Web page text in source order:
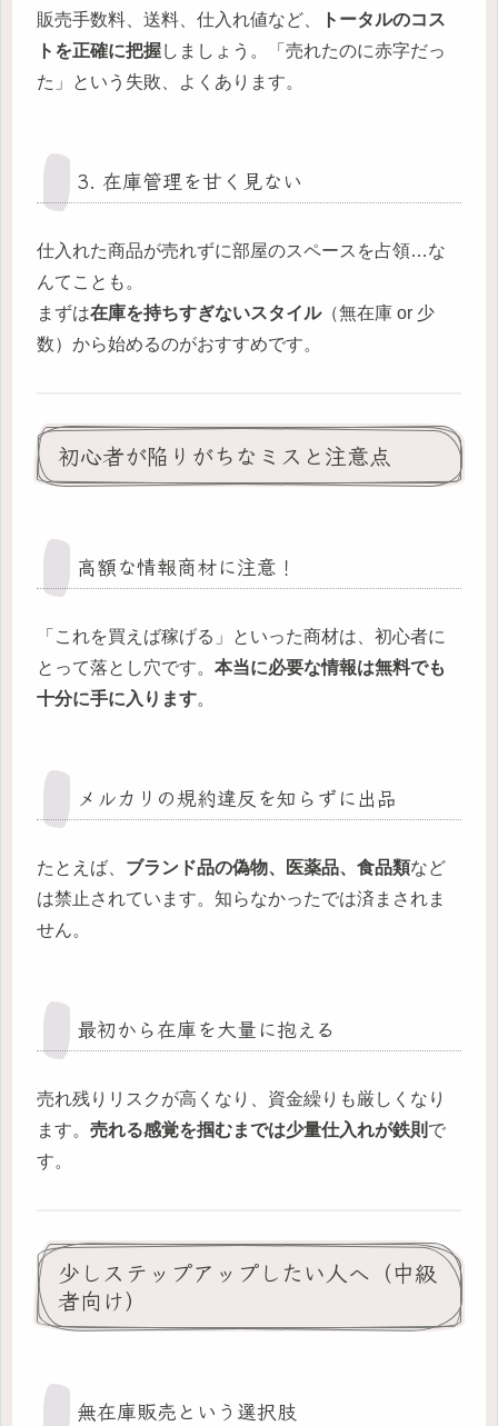
販売手数料、送料、仕入れ値など、
トータルのコス
トを正確に把握しましょう。「売れたのに赤字だっ
た」という失敗、よくあります。
3. 在庫管理を甘く見ない
仕入れた商品が売れずに部屋のスペースを占領…な
んてことも。
まずは在庫を持ちすぎないスタイル（無在庫 or 少
数）から始めるのがおすすめです。
初心者が陥りがちなミスと注意点
高額な情報商材に注意！
「これを買えば稼げる」といった商材は、初心者に
とって落とし穴です。 本当に必要な情報は無料でも
十分に手に入ります。
メルカリの規約違反を知らずに出品
たとえば、 ブランド品の偽物、医薬品、食品類など
は禁止されています。知らなかったでは済まされま
せん。
最初から在庫を大量に抱える
売れ残りリスクが高くなり、資金繰りも厳しくなり
ます。 売れる感覚を掴むまでは少量仕入れが鉄則 で
す。
少しステップアップしたい人へ（中級
者向け）
無在庫販売という選択肢